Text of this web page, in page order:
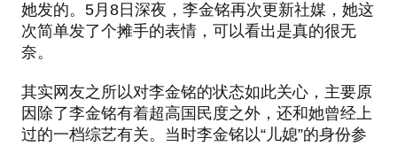
她发的。5月8日深夜，李金铭再次更新社媒，她这
次简单发了个摊手的表情，可以看出是真的很无
奈。
其实网友之所以对李金铭的状态如此关心，主要原
因除了李金铭有着超高国民度之外，还和她曾经上
过的一档综艺有关。当时李金铭以“儿媳”的身份参